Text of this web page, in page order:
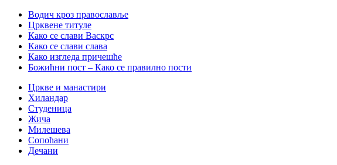
Водич кроз православље
Црквене титуле
Како се слави Васкрс
Како се слави слава
Како изгледа причешће
Божићни пост – Како се правилно пости
Цркве и манастири
Хиландар
Студеница
Жича
Милешева
Сопоћани
Дечани